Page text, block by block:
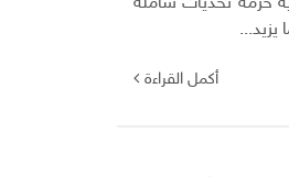
يزيد...
أكمل القراءة